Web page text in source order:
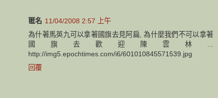
匿名 11/04/2008 2:57 上午
為什著馬英九可以拿著國旗去見阿扁, 為什麼我們不可以拿著
國旗去歡迎陳雲林...
http://img5.epochtimes.com/i6/601010845571539.jpg
回覆